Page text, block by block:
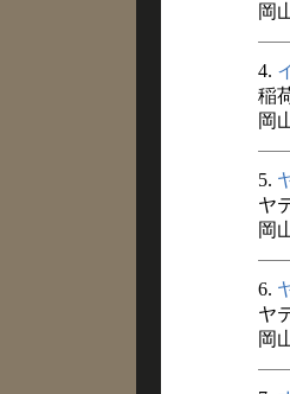
岡
4.
稲
岡
5.
ヤ
岡
6.
ヤ
岡